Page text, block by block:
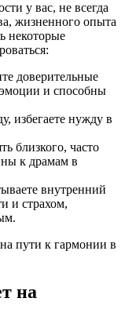
у вас, не всегда
жизненного опыта
некоторые
доверительные
и способны
избегаете нужду в
близкого, часто
к драмам в
внутренний
и страхом,
пути к гармонии в
на